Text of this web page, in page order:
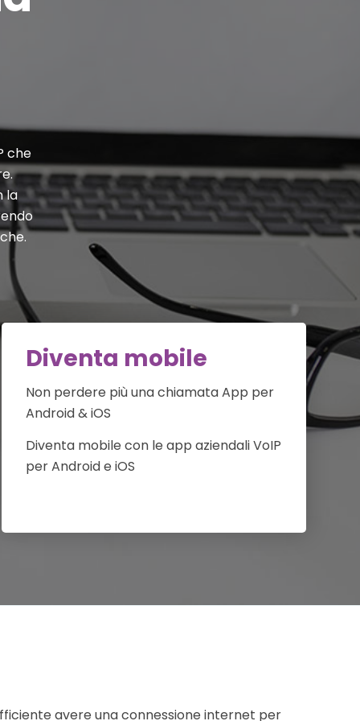
che
la
Diventa mobile
Non perdere più una chiamata App per
Android & iOS
Diventa mobile con le app aziendali VoIP
per Android e iOS
avere una connessione internet per